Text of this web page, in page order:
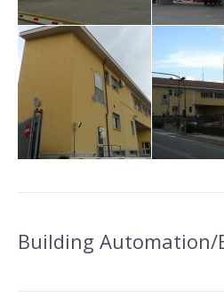
Building Automation/